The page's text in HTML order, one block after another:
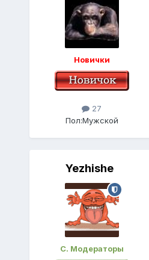
Новички
27
Пол:Мужской
Yezhishe
С. Модераторы